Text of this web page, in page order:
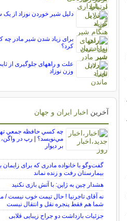
دلیل شیر خوردن نوزاد از یک
برای زیاد شدن شیر مادر چه
کرد؟
علت و راههای جلوگیری از
وزن نوزاد
آخرین اخبار ایران و جهان
چه كسي حافظه جمعي
مي‌نويسد؟ | رپ در واگن،
بر ديوار
گفت‌وگو با خانواده مادری که برای زایمان
بیمارستان رفت و زنده نماند
هشدار چین به ژاپن: با آتش بازی نکنید
نه آقای تاجرنیا ! حال تیمت خوب نیست
شما هم فقط پنجره نقل و انتقال نیست
جزئیات بازداشت دو جراح زیبایی قلابی